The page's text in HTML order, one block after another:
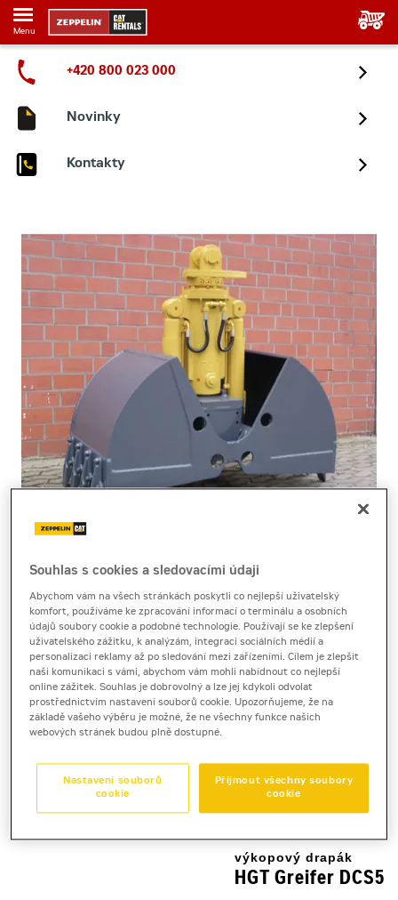
Menu
+420 800 023 000
Novinky
Kontakty
1 - 22 dnů
2 700 Kč bez DPH
3 267 Kč s DPH
23 a více dnů
2 370 Kč bez DPH
výkopový drapák
HGT Greifer DCS5
Souhlas s cookies a sledovacími údaji
Abychom vám na všech stránkách poskytli co nejlepší uživatelský
komfort, používáme ke zpracování informací o terminálu a osobních
údajů soubory cookie a podobné technologie. Používají se ke zlepšení
uživatelského zážitku, k analýzám, integraci sociálních médií a
personalizaci reklamy až po sledování mezi zařízeními. Cílem je zlepšit
naši komunikaci s vámi, abychom vám mohli nabídnout co nejlepší
online zážitek. Souhlas je dobrovolný a lze jej kdykoli odvolat
prostřednictvím nastavení souborů cookie. Upozorňujeme, že na
základě vašeho výběru je možné, že ne všechny funkce našich
webových stránek budou plně dostupné.
Přijmout všechny soubory
cookie
Nastavení souborů
cookie